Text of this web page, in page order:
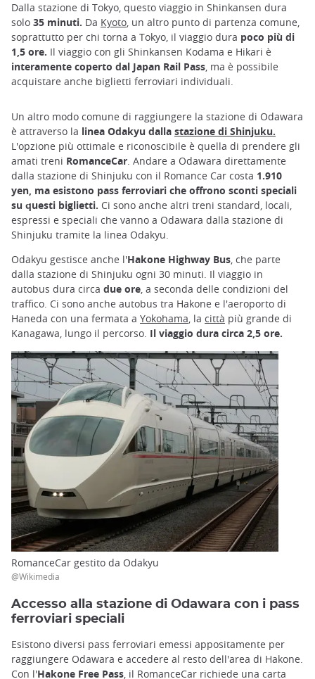
Dalla stazione di Tokyo, questo viaggio in Shinkansen dura
solo 35 minuti. Da Kyoto, un altro punto di partenza comune,
soprattutto per chi torna a Tokyo, il viaggio dura poco più di
1,5 ore. Il viaggio con gli Shinkansen Kodama e Hikari è
interamente coperto dal Japan Rail Pass, ma è possibile
acquistare anche biglietti ferroviari individuali.
Un altro modo comune di raggiungere la stazione di Odawara
è attraverso la linea Odakyu dalla stazione di Shinjuku.
L'opzione più ottimale e riconoscibile è quella di prendere gli
amati treni RomanceCar. Andare a Odawara direttamente
dalla stazione di Shinjuku con il Romance Car costa 1.910
yen, ma esistono pass ferroviari che offrono sconti speciali
su questi biglietti. Ci sono anche altri treni standard, locali,
espressi e speciali che vanno a Odawara dalla stazione di
Shinjuku tramite la linea Odakyu.
Odakyu gestisce anche l'Hakone Highway Bus, che parte
dalla stazione di Shinjuku ogni 30 minuti. Il viaggio in
autobus dura circa due ore, a seconda delle condizioni del
traffico. Ci sono anche autobus tra Hakone e l'aeroporto di
Haneda con una fermata a Yokohama, la città più grande di
Kanagawa, lungo il percorso. Il viaggio dura circa 2,5 ore.
RomanceCar gestito da Odakyu
@Wikimedia
Accesso alla stazione di Odawara con i pass
ferroviari speciali
Esistono diversi pass ferroviari emessi appositamente per
raggiungere Odawara e accedere al resto dell'area di Hakone.
Con l'Hakone Free Pass , il RomanceCar richiede una carta